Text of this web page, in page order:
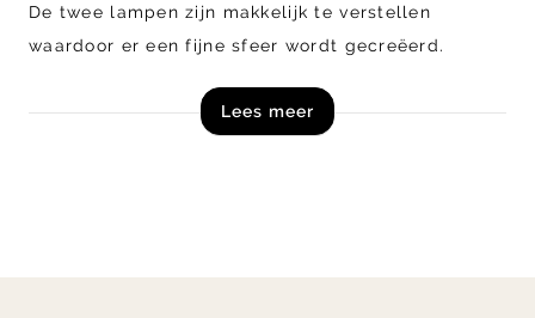
De twee lampen zijn makkelijk te verstellen
waardoor er een fijne sfeer wordt gecreëerd.
Shop wandlamp Bremen uit de collectie van It’s
Lees meer